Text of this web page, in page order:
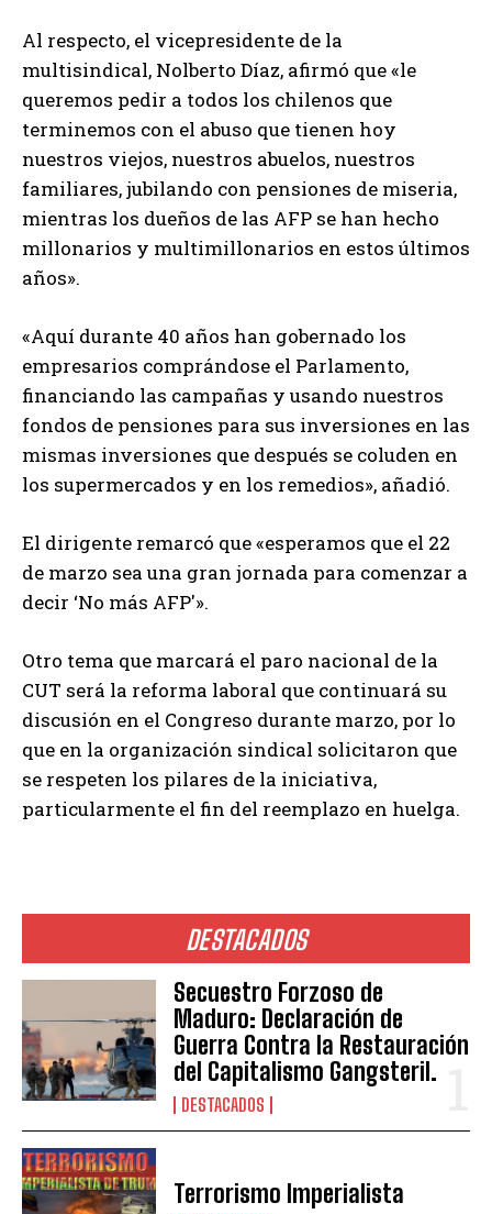
DESTACADOS
Secuestro Forzoso de
Maduro: Declaración de
Guerra Contra la Restauración
del Capitalismo Gangsteril.
DESTACADOS
Terrorismo Imperialista
Al respecto, el vicepresidente de la
multisindical, Nolberto Díaz, afirmó que «le
queremos pedir a todos los chilenos que
terminemos con el abuso que tienen hoy
nuestros viejos, nuestros abuelos, nuestros
familiares, jubilando con pensiones de miseria,
mientras los dueños de las AFP se han hecho
millonarios y multimillonarios en estos últimos
años».
«Aquí durante 40 años han gobernado los
empresarios comprándose el Parlamento,
financiando las campañas y usando nuestros
fondos de pensiones para sus inversiones en las
mismas inversiones que después se coluden en
los supermercados y en los remedios», añadió.
El dirigente remarcó que «esperamos que el 22
de marzo sea una gran jornada para comenzar a
decir ‘No más AFP'».
Otro tema que marcará el paro nacional de la
CUT será la reforma laboral que continuará su
discusión en el Congreso durante marzo, por lo
que en la organización sindical solicitaron que
se respeten los pilares de la iniciativa,
particularmente el fin del reemplazo en huelga.